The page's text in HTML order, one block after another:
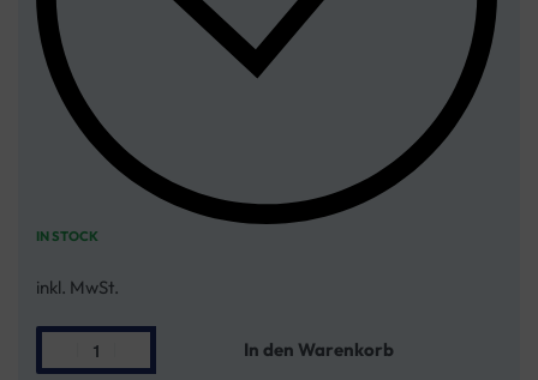
IN STOCK
inkl. MwSt.
In den Warenkorb